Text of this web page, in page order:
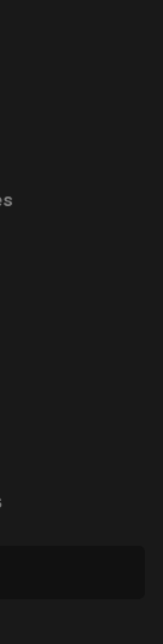
nueva)
ventana nueva)
(abre en
nueva)
en ventana nueva)
(abre en ventana
nueva)